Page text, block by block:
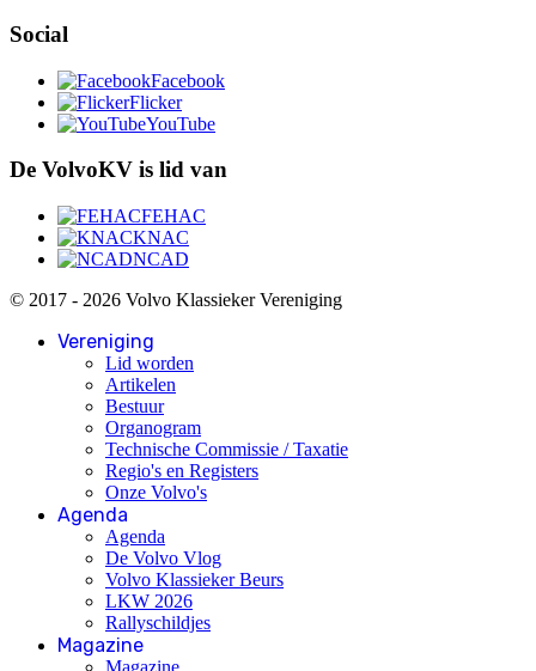
Social
Facebook
Flicker
YouTube
De VolvoKV is lid van
FEHAC
KNAC
NCAD
© 2017 - 2026 Volvo Klassieker Vereniging
Vereniging
Lid worden
Artikelen
Bestuur
Organogram
Technische Commissie / Taxatie
Regio's en Registers
Onze Volvo's
Agenda
Agenda
De Volvo Vlog
Volvo Klassieker Beurs
LKW 2026
Rallyschildjes
Magazine
Magazine